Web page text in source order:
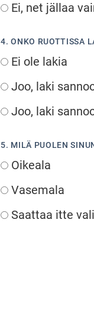
Ei, net jällaa
4. ONKO RUOTTISSA
Ei ole lakia
Joo, laki
Joo, laki
5. MILÄ PUOLEN
Oikeala
Vasemala
Saattaa itte